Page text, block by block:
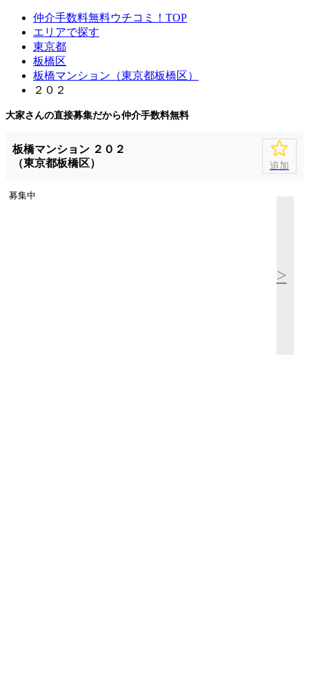
仲介手数料無料ウチコミ！TOP
エリアで探す
東京都
板橋区
板橋マンション（東京都板橋区）
２０２
大家さんの直接募集だから仲介手数料無料
板橋マンション ２０２
（東京都板橋区）
追加
募集中
>